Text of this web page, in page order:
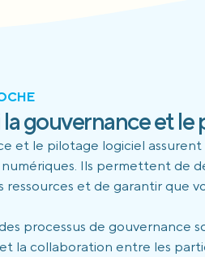
gouvernance et
et le pilotage logiciel
Ils permettent de
ressources et de garantir que
processus de gouvernance
la collaboration entre les